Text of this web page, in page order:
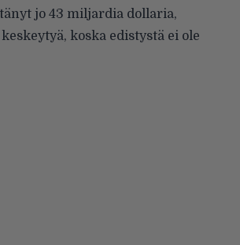
jo 43 miljardia dollaria,
koska edistystä ei ole